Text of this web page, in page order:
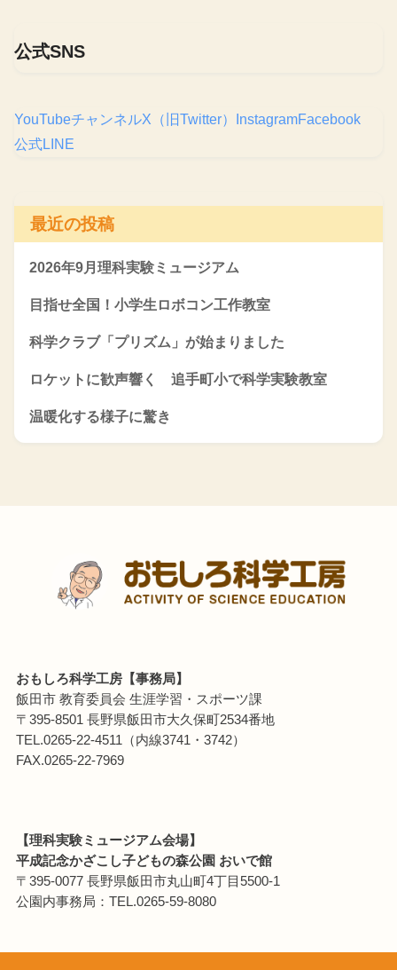
公式SNS
YouTubeチャンネルX（旧Twitter） InstagramFacebook
公式LINE
最近の投稿
2026年9月理科実験ミュージアム
目指せ全国！小学生ロボコン工作教室
科学クラブ「プリズム」が始まりました
ロケットに歓声響く 追手町小で科学実験教室
温暖化する様子に驚き
おもしろ科学工房【事務局】
飯田市 教育委員会 生涯学習・スポーツ課
〒395-8501 長野県飯田市大久保町2534番地
TEL.0265-22-4511（内線3741・3742）
FAX.0265-22-7969
【理科実験ミュージアム会場】
平成記念かざこし子どもの森公園 おいで館
〒395-0077 長野県飯田市丸山町4丁目5500-1
公園内事務局：TEL.0265-59-8080